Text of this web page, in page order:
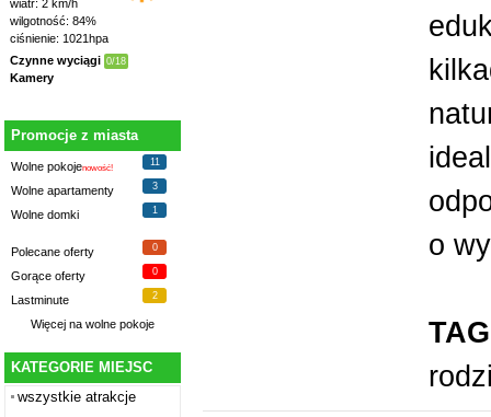
wiatr: 2 km/h
wilgotność: 84%
ciśnienie: 1021hpa
Czynne wyciągi 0/18
Kamery
Promocje z miasta
Wolne pokojenowość!
11
Wolne apartamenty 3
Wolne domki 1
Polecane oferty 0
Gorące oferty 0
Lastminute 2
Więcej na wolne pokoje
KATEGORIE MIEJSC
wszystkie atrakcje
o